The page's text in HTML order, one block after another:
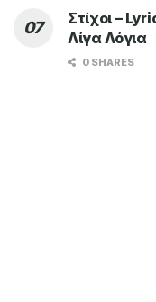
Στίχοι –
Λίγα Λόγια
0 SHARES